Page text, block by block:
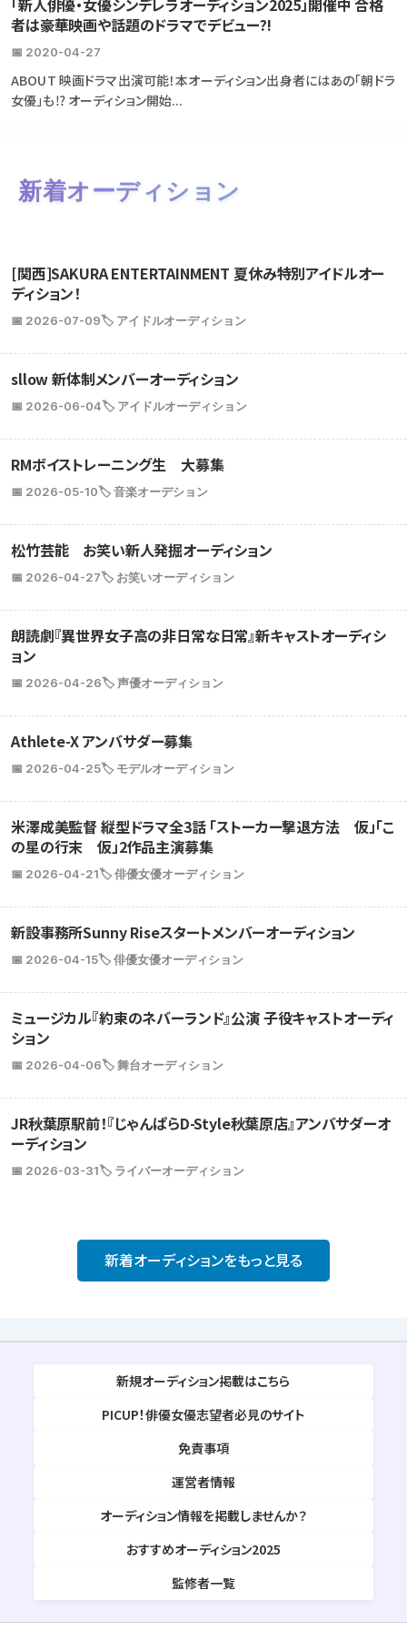
者は豪華映画や話題のドラマでデビュー?!
📅 2020-04-27
ABOUT 映画ドラマ出演可能！本オーディション出身者にはあの「朝ドラ
女優」も⁉ オーディション開始...
新着オーディション
[関西]SAKURA ENTERTAINMENT 夏休み特別アイドルオー
ディション！
📅 2026-07-09🏷️ アイドルオーディション
sllow 新体制メンバーオーディション
📅 2026-06-04🏷️ アイドルオーディション
RMボイストレーニング生 大募集
📅 2026-05-10🏷️ 音楽オーデション
松竹芸能 お笑い新人発掘オーディション
📅 2026-04-27🏷️ お笑いオーディション
朗読劇『異世界女子高の非日常な日常』新キャストオーディシ
ョン
📅 2026-04-26🏷️ 声優オーディション
Athlete-X アンバサダー募集
📅 2026-04-25🏷️ モデルオーディション
米澤成美監督 縦型ドラマ全3話 「ストーカー撃退方法 仮」「こ
の星の行末 仮」2作品主演募集
📅 2026-04-21🏷️ 俳優女優オーディション
新設事務所Sunny Riseスタートメンバーオーディション
📅 2026-04-15🏷️ 俳優女優オーディション
ミュージカル『約束のネバーランド』公演 子役キャストオーディ
ション
📅 2026-04-06🏷️ 舞台オーディション
JR秋葉原駅前！『じゃんぱらD-Style秋葉原店』アンバサダーオ
ーディション
📅 2026-03-31🏷️ ライバーオーディション
新着オーディションをもっと見る
新規オーディション掲載はこちら
PICUP！俳優女優志望者必見のサイト
免責事項
運営者情報
オーディション情報を掲載しませんか？
おすすめオーディション2025
監修者一覧